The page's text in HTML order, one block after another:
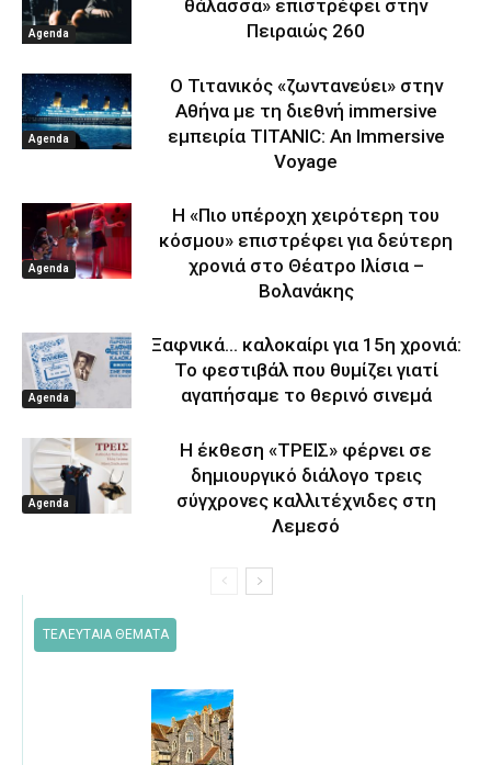
Agenda
θάλασσα» επιστρέφει στην
Πειραιώς 260
Agenda
Ο Τιτανικός «ζωντανεύει» στην
Αθήνα με τη διεθνή immersive
εμπειρία TITANIC: An Immersive
Voyage
Agenda
Η «Πιο υπέροχη χειρότερη του
κόσμου» επιστρέφει για δεύτερη
χρονιά στο Θέατρο Ιλίσια –
Βολανάκης
Agenda
Ξαφνικά… καλοκαίρι για 15η χρονιά:
Το φεστιβάλ που θυμίζει γιατί
αγαπήσαμε το θερινό σινεμά
Agenda
Η έκθεση «ΤΡΕΙΣ» φέρνει σε
δημιουργικό διάλογο τρεις
σύγχρονες καλλιτέχνιδες στη
Λεμεσό
ΤΕΛΕΥΤΑΙΑ ΘΕΜΑΤΑ